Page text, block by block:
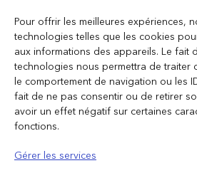
Pour offrir les meilleures expériences,
technologies telles que les cookies
aux informations des appareils. Le fait
technologies nous permettra de traiter
le comportement de navigation ou les
fait de ne pas consentir ou de retirer
avoir un effet négatif sur certaines
fonctions.
Gérer les services
HUNTER
8,95€
AJOUTER AU